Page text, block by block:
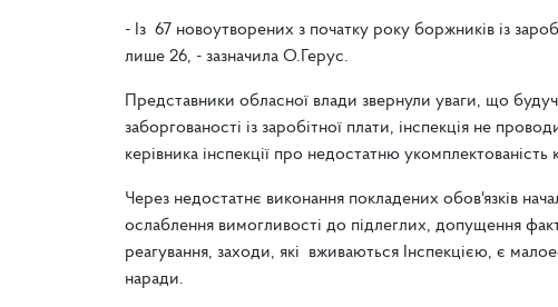
- Із 67 новоутворених з початку року боржників із
лише 26, - зазначила О.Герус.
Представники обласної влади звернули уваги, що
заборгованості із заробітної плати, інспекція не
керівника інспекції про недостатню
Через недостатнє виконання покладених обов'язків
ослаблення вимогливості до підлеглих, допущення
реагування, заходи, які вживаються Інспекцією, є
наради.